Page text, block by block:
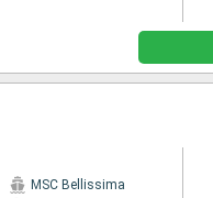
MSC Bellissima